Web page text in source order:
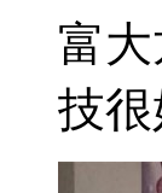
富
技很